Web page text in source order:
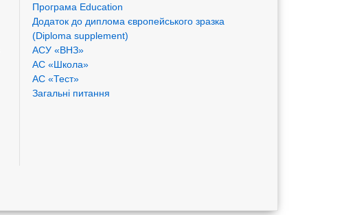
Програма Eduсation
Додаток до диплома європейського зразка
(Diploma supplement)
АСУ «ВНЗ»
АС «Школа»
АС «Тест»
Загальні питання